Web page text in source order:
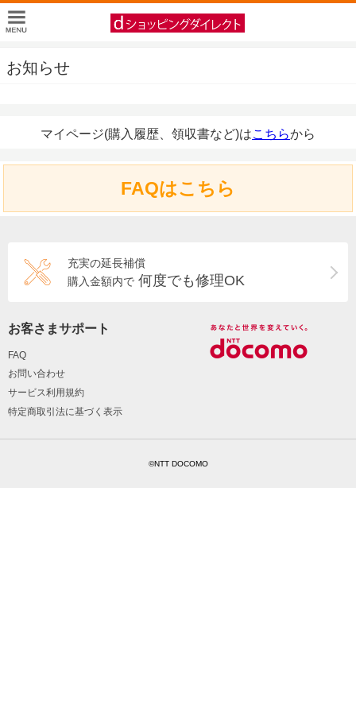
お知らせ
マイページ(購入履歴、領収書など)はこちらから
FAQはこちら
充実の延長補償
購入金額内で 何度でも修理OK
お客さまサポート
FAQ
お問い合わせ
サービス利用規約
特定商取引法に基づく表示
©NTT DOCOMO